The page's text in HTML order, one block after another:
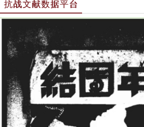
抗战文献数据平台